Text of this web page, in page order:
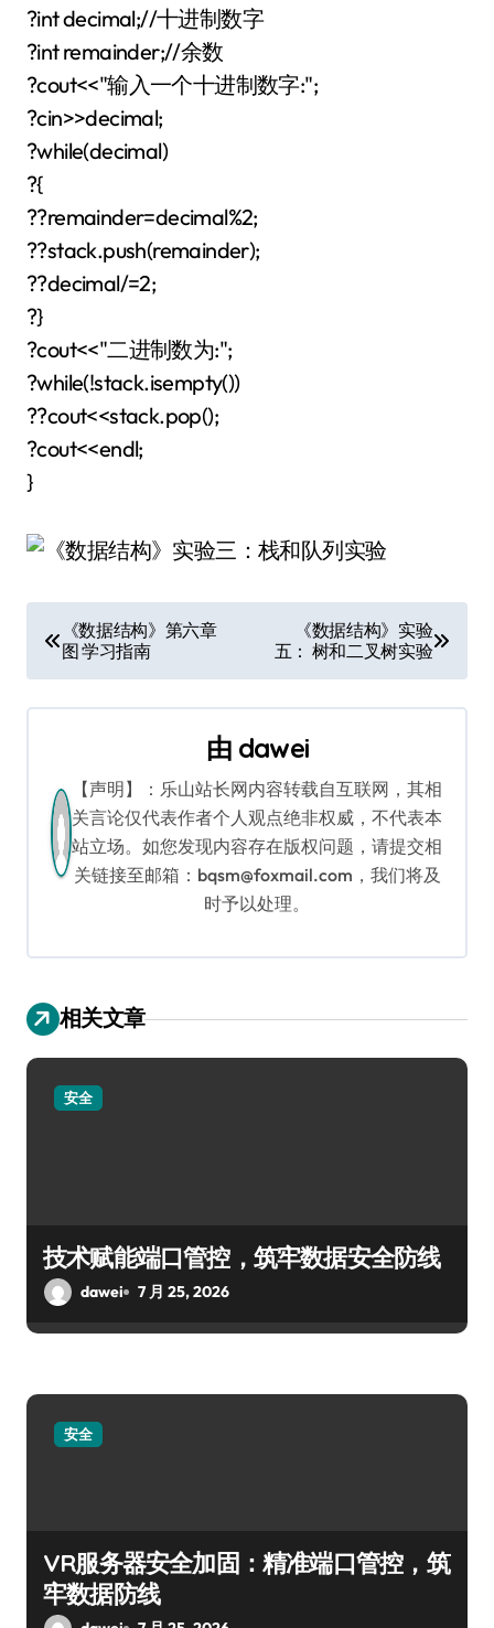
?int decimal;//十进制数字
?int remainder;//余数
?cout<<"输入一个十进制数字:";
?cin>>decimal;
?while(decimal)
?{
??remainder=decimal%2;
??stack.push(remainder);
??decimal/=2;
?}
?cout<<"二进制数为:";
?while(!stack.isempty())
??cout<<stack.pop();
?cout<<endl;
}
文
章
导
《数据结构》第六章
图 学习指南
《数据结构》实验
五： 树和二叉树实验
由 dawei
【声明】：乐山站长网内容转载自互联网，其相
关言论仅代表作者个人观点绝非权威，不代表本
站立场。如您发现内容存在版权问题，请提交相
关链接至邮箱：bqsm@foxmail.com，我们将及
时予以处理。
相关文章
安全
技术赋能端口管控，筑牢数据安全防线
dawei 7 月 25, 2026
安全
VR服务器安全加固：精准端口管控，筑
牢数据防线